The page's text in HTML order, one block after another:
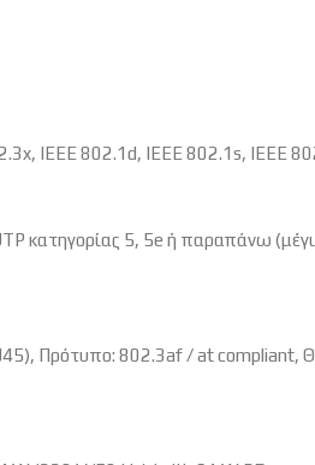
IEEE 802.1d, IEEE 802.1s, IEEE
κατηγορίας 5, 5e ή παραπάνω
Πρότυπο: 802.3af / at compliant,